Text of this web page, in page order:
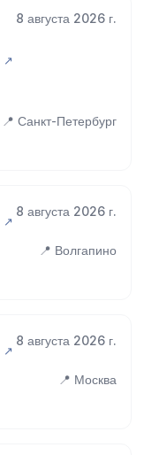
8 августа 2026 г.
📍 Санкт-Петербург
8 августа 2026 г.
📍 Волгапино
8 августа 2026 г.
📍 Москва